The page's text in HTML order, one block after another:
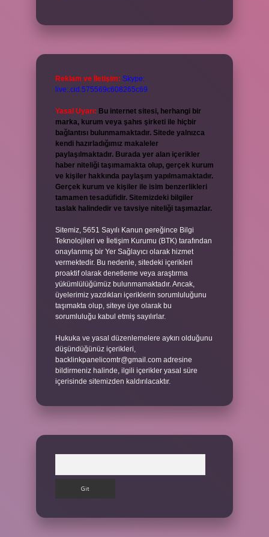
Reklam ve İletişim: Skype:
live:.cid.575569c608265c69
Yasal Uyarı: Bu internet sitesi, herhangi bir
marka, kurum veya şahıs şirketi ile hiçbir
bağlantısı bulunmamaktadır. Sitede yalnızca
kendi hazırladığımız makaleler
paylaşılmaktadır. Burada yer alan içerikler
haber niteliği taşımamakta olup, gerçek kurum
ve kişiler hakkında paylaşım yapılmamaktadır.
Gerçek kurum ve kişiler ile isim benzerlikleri
tamamen tesadüfidir. Sitemizdeki bilgiler
taslak halindedir ve tavsiye niteliği taşımazlar.
Sitemiz, 5651 Sayılı Kanun gereğince Bilgi
Teknolojileri ve İletişim Kurumu (BTK) tarafından
onaylanmış bir Yer Sağlayıcı olarak hizmet
vermektedir. Bu nedenle, sitedeki içerikleri
proaktif olarak denetleme veya araştırma
yükümlülüğümüz bulunmamaktadır. Ancak,
üyelerimiz yazdıkları içeriklerin sorumluluğunu
taşımakta olup, siteye üye olarak bu
sorumluluğu kabul etmiş sayılırlar.
Hukuka ve yasal düzenlemelere aykırı olduğunu
düşündüğünüz içerikleri,
backlinkpanelicomtr@gmail.com adresine
bildirmeniz halinde, ilgili içerikler yasal süre
içerisinde sitemizden kaldırılacaktır.